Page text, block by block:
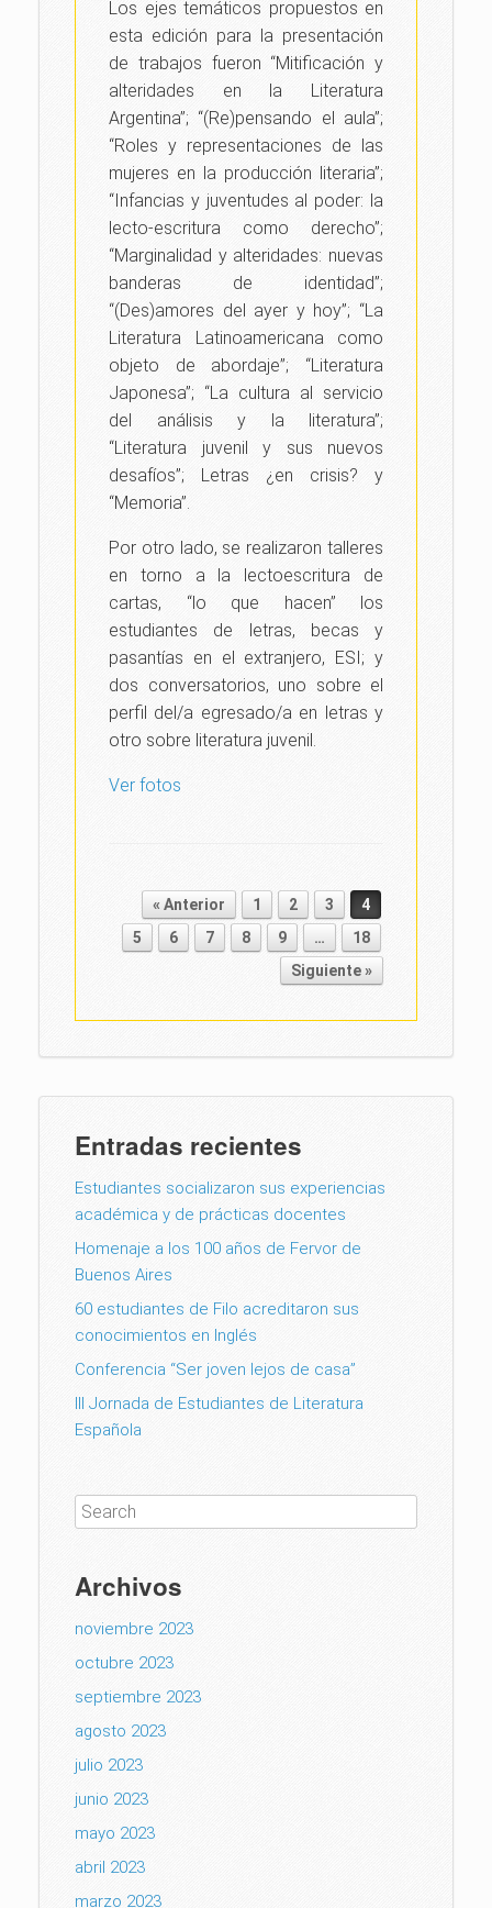
Los ejes temáticos propuestos en
esta edición para la presentación
de trabajos fueron “Mitificación y
alteridades en la Literatura
Argentina”; “(Re)pensando el aula”;
“Roles y representaciones de las
mujeres en la producción literaria”;
“Infancias y juventudes al poder: la
lecto-escritura como derecho”;
“Marginalidad y alteridades: nuevas
banderas de identidad”;
“(Des)amores del ayer y hoy”; “La
Literatura Latinoamericana como
objeto de abordaje”; “Literatura
Japonesa”; “La cultura al servicio
del análisis y la literatura”;
“Literatura juvenil y sus nuevos
desafíos”; Letras ¿en crisis? y
“Memoria”.
Por otro lado, se realizaron talleres
en torno a la lectoescritura de
cartas, “lo que hacen” los
estudiantes de letras, becas y
pasantías en el extranjero, ESI; y
dos conversatorios, uno sobre el
perfil del/a egresado/a en letras y
otro sobre literatura juvenil.
Ver fotos
Post navigation
« Anterior 1 2 3
4
5
6 7 8 9 …
18
Siguiente »
Entradas recientes
Estudiantes socializaron sus experiencias
académica y de prácticas docentes
Homenaje a los 100 años de Fervor de
Buenos Aires
60 estudiantes de Filo acreditaron sus
conocimientos en Inglés
Conferencia “Ser joven lejos de casa”
III Jornada de Estudiantes de Literatura
Española
Archivos
noviembre 2023
octubre 2023
septiembre 2023
agosto 2023
julio 2023
junio 2023
mayo 2023
abril 2023
marzo 2023